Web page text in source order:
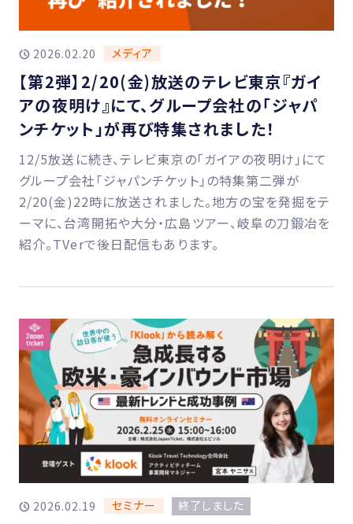
2026.02.20 メディア
【第2弾】2/20(金)放送のテレビ東京『ガイ
アの夜明け』にて、グループ会社の「ジャパ
ンチケット」が再び特集されました！
12/5放送に続き、テレビ東京の「ガイアの夜明け」にて
グループ会社「ジャパンチケット」の特集第二弾が
2/20(金)22時に放送されました。地方の宝を発掘をテ
ーマに、台湾開拓や大分・広島ツアー、岐阜の刀鍛冶を
紹介。TVerで後日配信もあります。
2026.02.19 セミナー 終了しました